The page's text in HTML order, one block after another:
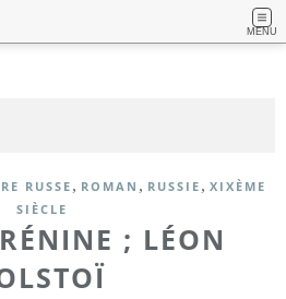
MENU
RUSSE , ROMAN , RUSSIE , XIXÈME
SIÈCLE
; LÉON